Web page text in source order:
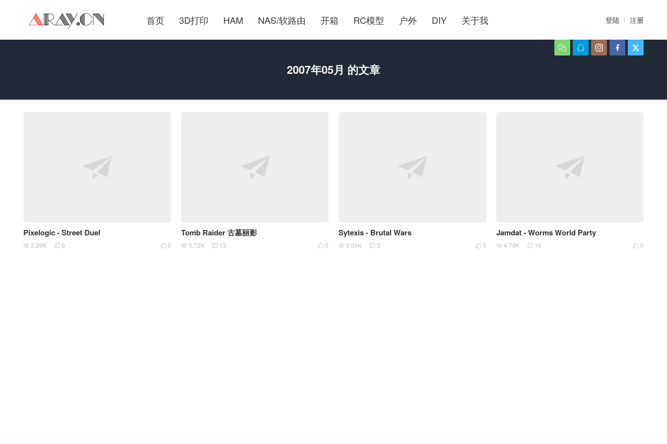
首页 3D打印 HAM NAS/软路由 开箱 RC模型 户外 DIY 关于我 登陆 注册
    
2007年05月 的文章
Pixelogic - Street Duel
 0
 2.39K  0
Tomb Raider 古墓丽影
 0
 5.72K  13
Sytexis - Brutal Wars
 0
 3.06K  3
Jamdat - Worms World Party
 0
 4.79K  16